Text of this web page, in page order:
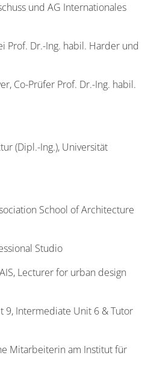
und AG Internationales
Prof. Dr.-Ing. habil. Harder und
Co-Prüfer Prof. Dr.-Ing. habil.
(Dipl.-Ing.), Universität
School of Architecture
Studio
Lecturer for urban design
9, Intermediate Unit 6 & Tutor
Mitarbeiterin am Institut für